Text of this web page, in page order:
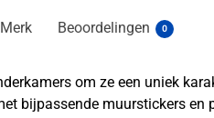
Merk Beoordelingen 0
om ze een uniek
bijpassende muurstickers